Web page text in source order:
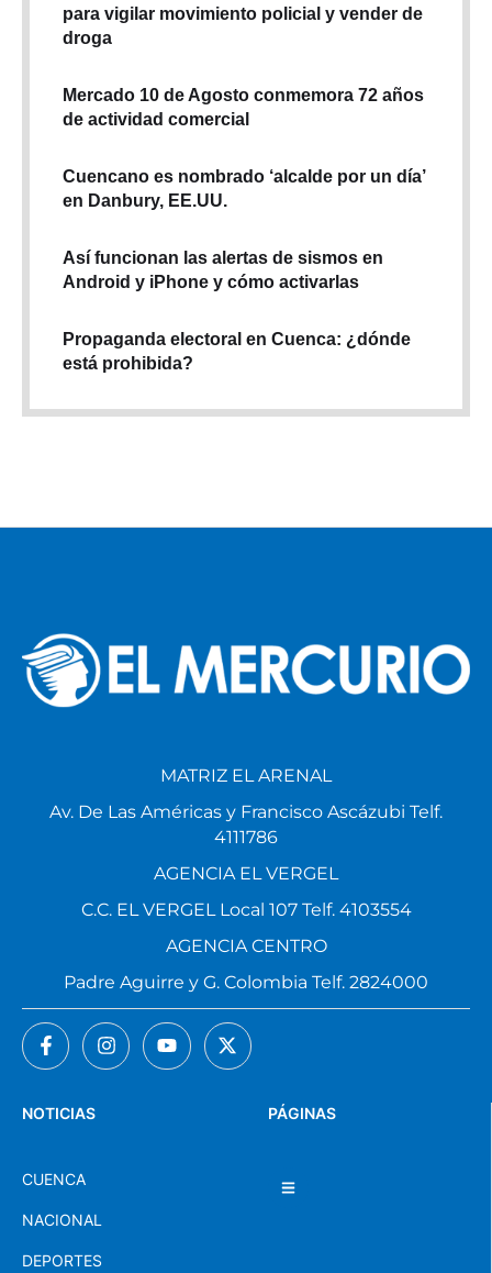
para vigilar movimiento policial y vender de
droga
Mercado 10 de Agosto conmemora 72 años
de actividad comercial
Cuencano es nombrado ‘alcalde por un día’
en Danbury, EE.UU.
Así funcionan las alertas de sismos en
Android y iPhone y cómo activarlas
Propaganda electoral en Cuenca: ¿dónde
está prohibida?
PÁGINAS
NOTICIAS
CUENCA
NACIONAL
DEPORTES
MATRIZ EL ARENAL
Av. De Las Américas y Francisco Ascázubi Telf.
4111786
AGENCIA EL VERGEL
C.C. EL VERGEL Local 107 Telf. 4103554
AGENCIA CENTRO
Padre Aguirre y G. Colombia Telf. 2824000